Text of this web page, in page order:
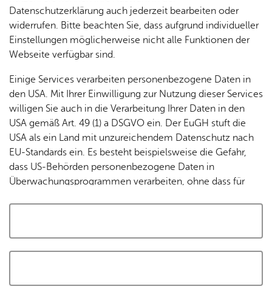
Zum Laden dieser Karte wird eine Verbindung zu externen
Servern hergestellt. Diese verwenden Cookies und andere
Tracking-Technologien, um die Bedienung zu
personalisieren und zu verbessern. Weitere Informationen
finden Sie in unsererDatenschutzerklärung
Cookies akzeptieren und Karte laden
Datenschutzerklärung auch jederzeit bearbeiten oder
widerrufen. Bitte beachten Sie, dass aufgrund individueller
Einstellungen möglicherweise nicht alle Funktionen der
Webseite verfügbar sind.
Einige Services verarbeiten personenbezogene Daten in
den USA. Mit Ihrer Einwilligung zur Nutzung dieser Services
willigen Sie auch in die Verarbeitung Ihrer Daten in den
USA gemäß Art. 49 (1) a DSGVO ein. Der EuGH stuft die
USA als ein Land mit unzureichendem Datenschutz nach
EU-Standards ein. Es besteht beispielsweise die Gefahr,
dass US-Behörden personenbezogene Daten in
Überwachungsprogrammen verarbeiten, ohne dass für